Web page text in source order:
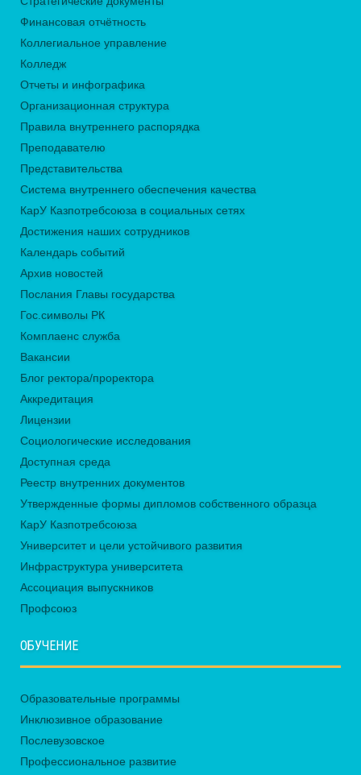
Финансовая отчётность
Коллегиальное управление
Колледж
Отчеты и инфографика
Организационная структура
Правила внутреннего распорядка
Преподавателю
Представительства
Система внутреннего обеспечения качества
КарУ Казпотребсоюза в социальных сетях
Достижения наших сотрудников
Календарь событий
Архив новостей
Послания Главы государства
Гос.символы РК
Комплаенс служба
Вакансии
Блог ректора/проректора
Аккредитация
Лицензии
Социологические исследования
Доступная среда
Реестр внутренних документов
Утвержденные формы дипломов собственного образца
КарУ Казпотребсоюза
Университет и цели устойчивого развития
Инфраструктура университета
Ассоциация выпускников
Профсоюз
ОБУЧЕНИЕ
Образовательные программы
Инклюзивное образование
Послевузовское
Профессиональное развитие